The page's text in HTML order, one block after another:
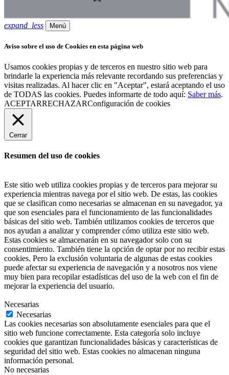
expand_less Menú
Aviso sobre el uso de Cookies en esta página web
Usamos cookies propias y de terceros en nuestro sitio web para
brindarle la experiencia más relevante recordando sus preferencias y
visitas realizadas. Al hacer clic en "Aceptar", estará aceptando el uso
de TODAS las cookies. Puedes informarte de todo aquí: Saber más.
ACEPTARRECHAZARConfiguración de cookies
Cerrar
Resumen del uso de cookies
Este sitio web utiliza cookies propias y de terceros para mejorar su
experiencia mientras navega por el sitio web. De estas, las cookies
que se clasifican como necesarias se almacenan en su navegador, ya
que son esenciales para el funcionamiento de las funcionalidades
básicas del sitio web. También utilizamos cookies de terceros que
nos ayudan a analizar y comprender cómo utiliza este sitio web.
Estas cookies se almacenarán en su navegador solo con su
consentimiento. También tiene la opción de optar por no recibir estas
cookies. Pero la exclusión voluntaria de algunas de estas cookies
puede afectar su experiencia de navegación y a nosotros nos viene
muy bien para recopilar estadísticas del uso de la web con el fin de
mejorar la experiencia del usuario.
Necesarias
Necesarias
Las cookies necesarias son absolutamente esenciales para que el
sitio web funcione correctamente. Esta categoría solo incluye
cookies que garantizan funcionalidades básicas y características de
seguridad del sitio web. Estas cookies no almacenan ninguna
información personal.
No necesarias